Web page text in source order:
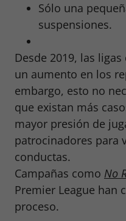
Sólo una
suspensiones.
Desde 2019, las
un aumento en los
embargo, esto no
que existan más
mayor presión de
patrocinadores para
conductas.
Campañas como No
Premier League han
proceso.